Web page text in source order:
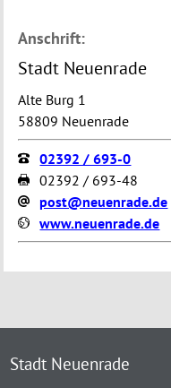
Anschrift:
Stadt Neuenrade
Alte Burg 1
58809 Neuenrade
02392 / 693-0
02392 / 693-48
post@neuenrade.de
www.neuenrade.de
Stadt Neuenrade